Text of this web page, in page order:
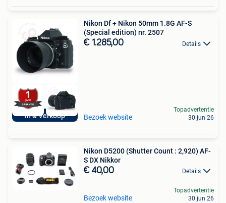
In & Verkoop
Nikon Df + Nikon 50mm 1.8G AF-S
(Special edition) nr. 2507
€ 1.285,00 Details
Bezoek website
Topadvertentie
30 jun 26
Nikon D5200 (Shutter Count : 2,920) AF-
S DX Nikkor
€ 40,00 Details
Bezoek website
Topadvertentie
30 jun 26